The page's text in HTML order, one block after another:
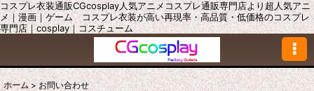
コスプレ衣装通販CGcosplay人気アニメコスプレ通販専門店より超人気アニ
メ｜漫画｜ゲーム コスプレ衣装が高い再現率・高品質・低価格のコスプレ
専門店｜cosplay｜コスチューム
ホーム > お問い合わせ